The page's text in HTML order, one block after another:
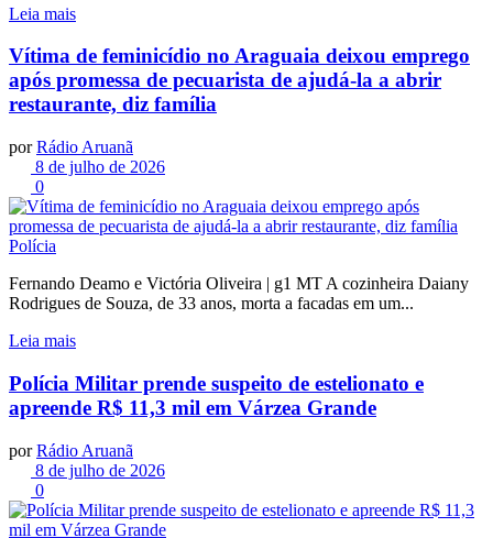
Leia mais
Vítima de feminicídio no Araguaia deixou emprego
após promessa de pecuarista de ajudá-la a abrir
restaurante, diz família
por Rádio Aruanã
8 de julho de 2026
0
Polícia
Fernando Deamo e Victória Oliveira | g1 MT A cozinheira Daiany
Rodrigues de Souza, de 33 anos, morta a facadas em um...
Leia mais
Polícia Militar prende suspeito de estelionato e
apreende R$ 11,3 mil em Várzea Grande
por Rádio Aruanã
8 de julho de 2026
0